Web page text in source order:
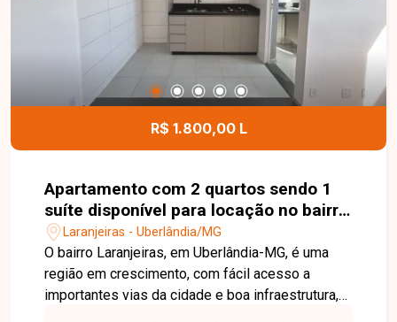
reúne conforto, funcionalidade e excelente
localização. Entre em contato com a Delta
Imóveis e agende sua visita para conhecer este
apartamento!
R$ 1.800,00 L
Apartamento com 2 quartos sendo 1
suíte disponível para locação no bairro
Laranjeiras em Uberlândia-MG
Laranjeiras - Uberlândia/MG
O bairro Laranjeiras, em Uberlândia-MG, é uma
região em crescimento, com fácil acesso a
importantes vias da cidade e boa infraestrutura,